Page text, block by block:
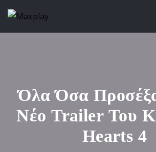
Όλα Όσα
Νέο Trailer Του
Hearts 4